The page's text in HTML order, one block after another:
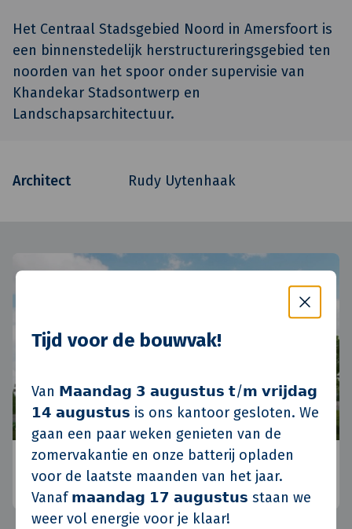
Tijd voor de bouwvak!
Van 𝗠𝗮𝗮𝗻𝗱𝗮𝗴 𝟯 𝗮𝘂𝗴𝘂𝘀𝘁𝘂𝘀 𝘁/𝗺 𝘃𝗿𝗶𝗷𝗱𝗮𝗴
𝟭𝟰 𝗮𝘂𝗴𝘂𝘀𝘁𝘂𝘀 is ons kantoor gesloten. We
gaan een paar weken genieten van de
zomervakantie en onze batterij opladen
voor de laatste maanden van het jaar.
Vanaf 𝗺𝗮𝗮𝗻𝗱𝗮𝗴 𝟭𝟳 𝗮𝘂𝗴𝘂𝘀𝘁𝘂𝘀 staan we
weer vol energie voor je klaar!
Het Centraal Stadsgebied Noord in Amersfoort is
een binnenstedelijk herstructureringsgebied ten
noorden van het spoor onder supervisie van
Khandekar Stadsontwerp en
Landschapsarchitectuur.
Architect Rudy Uytenhaak
Koninko, Polen